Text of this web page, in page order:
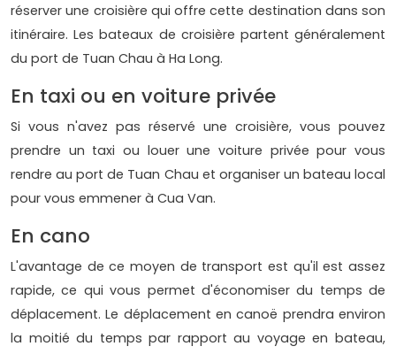
réserver une croisière qui offre cette destination dans son
itinéraire. Les bateaux de croisière partent généralement
du port de Tuan Chau à Ha Long.
En taxi ou en voiture privée
Si vous n'avez pas réservé une croisière, vous pouvez
prendre un taxi ou louer une voiture privée pour vous
rendre au port de Tuan Chau et organiser un bateau local
pour vous emmener à Cua Van.
En cano
L'avantage de ce moyen de transport est qu'il est assez
rapide, ce qui vous permet d'économiser du temps de
déplacement. Le déplacement en canoë prendra environ
la moitié du temps par rapport au voyage en bateau,